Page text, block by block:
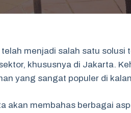
menjadi salah satu
khususnya di Jakarta.
yang sangat populer di
akan membahas berbagai